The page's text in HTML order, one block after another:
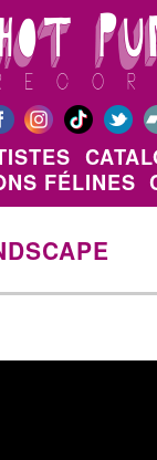
FÉLINES